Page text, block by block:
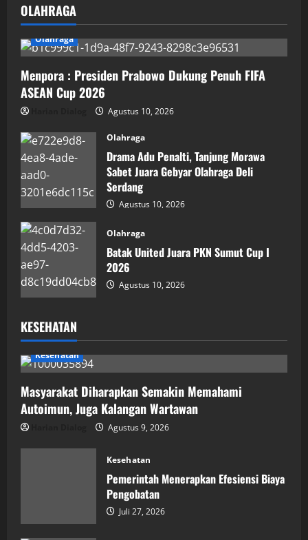
OLAHRAGA
Olahraga
Menpora : Presiden Prabowo Dukung Penuh FIFA
ASEAN Cup 2026
Agustus 10, 2026
Olahraga
Drama Adu Penalti, Tanjung Morawa
Sabet Juara Gebyar Olahraga Deli
Serdang
Agustus 10, 2026
Olahraga
Batak United Juara PKN Sumut Cup I
2026
Agustus 10, 2026
KESEHATAN
Kesehatan
Masyarakat Diharapkan Semakin Memahami
Autoimun, Juga Kalangan Wartawan
Agustus 9, 2026
Kesehatan
Pemerintah Menerapkan Efesiensi Biaya
Pengobatan
Juli 27, 2026